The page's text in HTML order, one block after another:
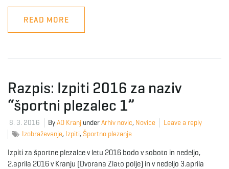
READ MORE
Razpis: Izpiti 2016 za naziv
“športni plezalec 1”
8. 3. 2016 ByAO Kranj underArhiv novic, Novice
Leave a reply
Izobraževanje, Izpiti, Športno plezanje
Izpiti za športne plezalce v letu 2016 bodo v soboto in nedeljo,
2.aprila 2016 v Kranju (Dvorana Zlato polje) in v nedeljo 3.aprila